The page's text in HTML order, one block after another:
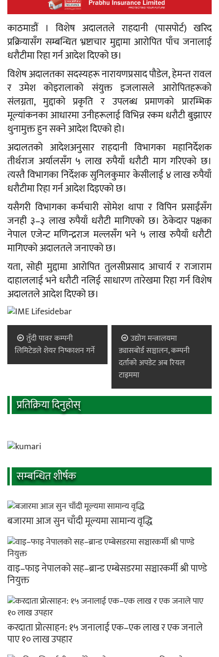
काठमाडौं । विशेष अदालतले राहदानी (पासपोर्ट) खरिद
प्रक्रियासँग सम्बन्धित भ्रष्टाचार मुद्दामा आरोपित पाँच जनालाई
धरौटीमा रिहा गर्न आदेश दिएको छ।
विशेष अदालतका सदस्यहरू नारायणप्रसाद पौडेल, हेमन्त रावल
र उमेश कोइरालाको संयुक्त इजलासले आरोपितहरूको
संलग्नता, मुद्दाको प्रकृति र उपलब्ध प्रमाणको प्रारम्भिक
मूल्यांकनका आधारमा उनीहरूलाई विभिन्न रकम धरौटी बुझाएर
थुनामुक्त हुन सक्ने आदेश दिएको हो।
अदालतको आदेशअनुसार राहदानी विभागका महानिर्देशक
तीर्थराज अर्यालसँग ५ लाख रुपैयाँ धरौटी माग गरिएको छ।
त्यस्तै विभागका निर्देशक सुनिलकुमार केसीलाई ४ लाख रुपैयाँ
धरौटीमा रिहा गर्न आदेश दिइएको छ।
यसैगरी विभागका कर्मचारी सोमेश थापा र विपिन प्रसाईंसँग
जनही ३–३ लाख रुपैयाँ धरौटी मागिएको छ। ठेकेदार पक्षका
नेपाल एजेन्ट मणिन्द्रराज मल्लसँग भने ५ लाख रुपैयाँ धरौटी
मागिएको अदालतले जनाएको छ।
यता, सोही मुद्दामा आरोपित तुलसीप्रसाद आचार्य र राजाराम
दाहाललाई भने धरौटी नलिई साधारण तारेखमा रिहा गर्न विशेष
अदालतले आदेश दिएको छ।
तुँदी पावर कम्पनी
लिमिटेडले शेयर निष्काशन गर्ने
उद्योग मन्त्रालयमा
ड्यासबोर्ड सञ्चालन, कम्पनी
दर्ताको अपडेट अब रियल
टाइममा
प्रतिक्रिया दिनुहोस्
सम्बन्धित शीर्षक
बजारमा आज सुन चाँदी मूल्यमा सामान्य वृद्धि
वाइ–फाइ नेपालको सह–ब्रान्ड एम्बेसडरमा सञ्चारकर्मी श्री पाण्डे
नियुक्त
करदाता प्रोत्साहन: १५ जनालाई एक–एक लाख र एक जनाले
पाए १० लाख उपहार